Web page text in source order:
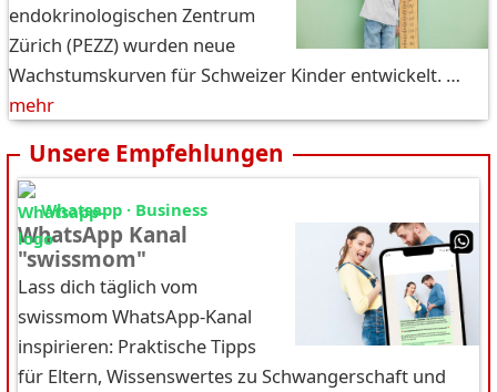
endokrinologischen Zentrum
Zürich (PEZZ) wurden neue
Wachstumskurven für Schweizer Kinder entwickelt. …
mehr
Unsere Empfehlungen
Whatsapp · Business
WhatsApp Kanal
"swissmom"
Lass dich täglich vom
swissmom WhatsApp-Kanal
inspirieren: Praktische Tipps
für Eltern, Wissenswertes zu Schwangerschaft und